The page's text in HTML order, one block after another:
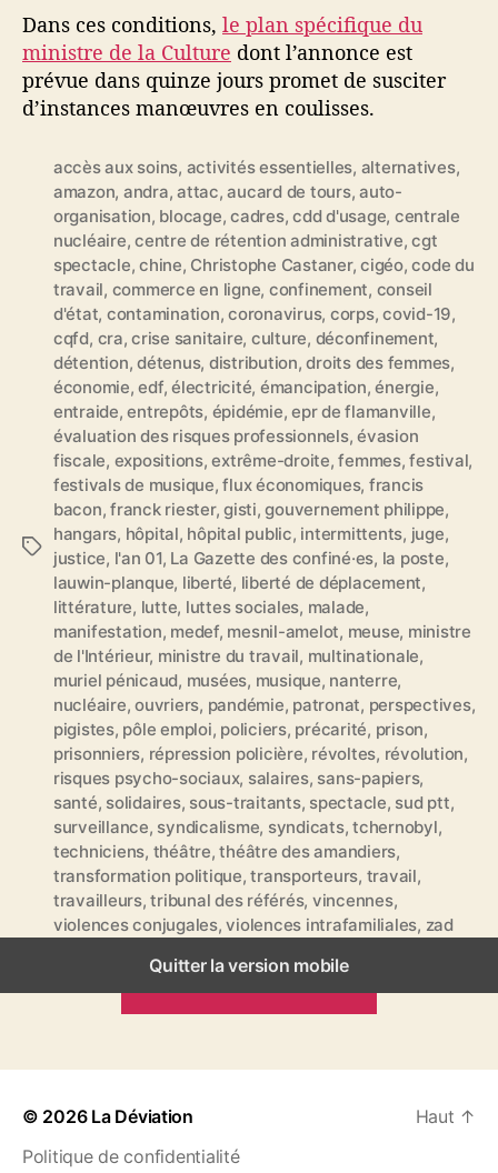
Dans ces conditions, le plan spécifique du
ministre de la Culture dont l’annonce est
prévue dans quinze jours promet de susciter
d’instances manœuvres en coulisses.
É
accès aux soins, activités essentielles, alternatives,
amazon, andra,attac,aucard de tours,auto-
organisation, blocage,cadres,cdd d'usage, centrale
nucléaire,centre de rétention administrative,cgt
spectacle,chine, Christophe Castaner,cigéo,code du
travail, commerce en ligne, confinement, conseil
d'état, contamination,coronavirus, corps,covid-19,
cqfd, cra,crise sanitaire, culture, déconfinement,
détention,détenus, distribution,droits des femmes,
économie,edf,électricité, émancipation,énergie,
entraide,entrepôts, épidémie,epr de flamanville,
évaluation des risques professionnels,évasion
fiscale, expositions,extrême-droite,femmes,festival,
festivals de musique,flux économiques, francis
bacon,franck riester,gisti,gouvernement philippe,
hangars, hôpital, hôpital public, intermittents, juge,
justice, l'an 01, La Gazette des confiné·es, la poste,
lauwin-planque, liberté, liberté de déplacement,
littérature, lutte, luttes sociales, malade,
manifestation, medef, mesnil-amelot, meuse, ministre
de l'Intérieur, ministre du travail, multinationale,
muriel pénicaud, musées, musique, nanterre,
nucléaire,ouvriers, pandémie, patronat, perspectives,
pigistes, pôle emploi, policiers, précarité, prison,
prisonniers, répression policière, révoltes, révolution,
risques psycho-sociaux, salaires, sans-papiers,
santé, solidaires, sous-traitants, spectacle, sud ptt,
surveillance, syndicalisme, syndicats,tchernobyl,
techniciens, théâtre,théâtre des amandiers,
transformation politique,transporteurs, travail,
travailleurs,tribunal des référés, vincennes,
violences conjugales,violences intrafamiliales, zad
Quitter la version mobile
© 2026 La Déviation
Politique de confidentialité
Haut ↑